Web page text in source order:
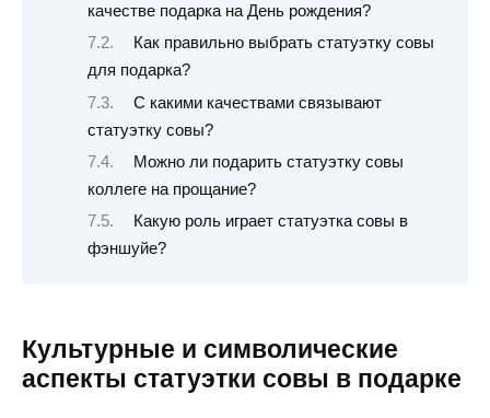
качестве подарка на День рождения?
Как правильно выбрать статуэтку совы
для подарка?
С какими качествами связывают
статуэтку совы?
Можно ли подарить статуэтку совы
коллеге на прощание?
Какую роль играет статуэтка совы в
фэншуйе?
Культурные и символические
аспекты статуэтки совы в подарке